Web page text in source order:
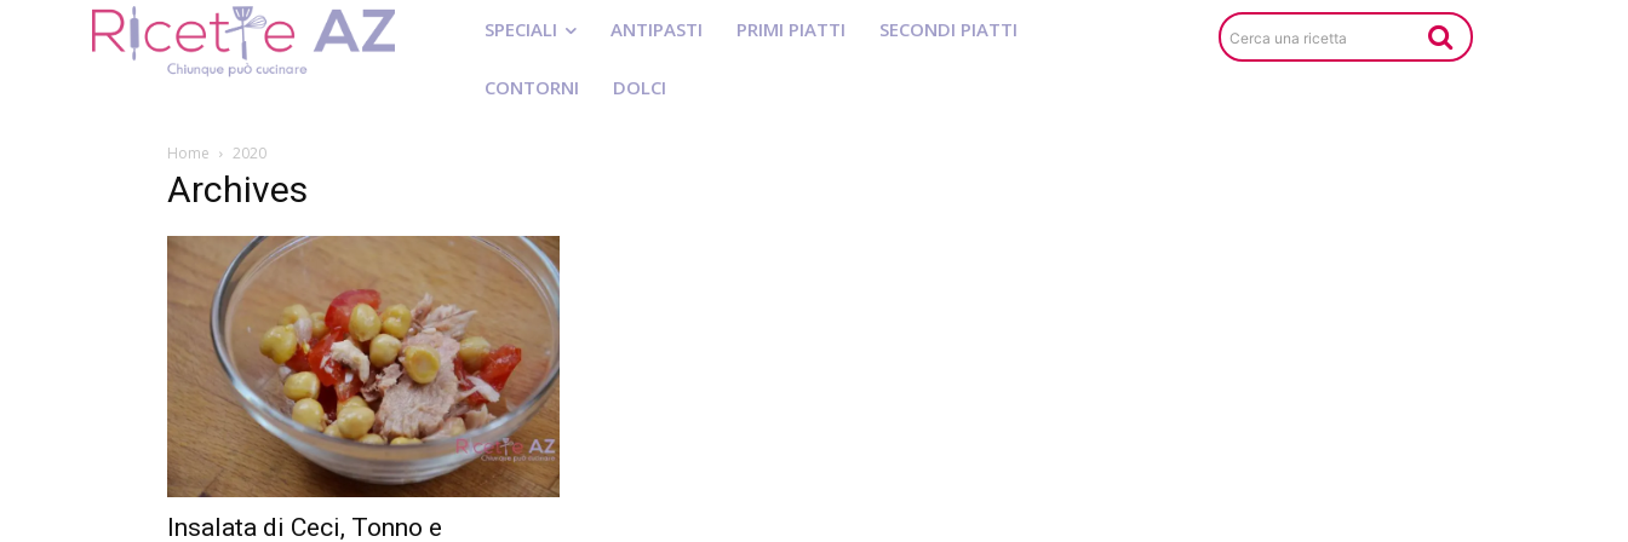
SPECIALI ANTIPASTI PRIMI PIATTI SECONDI PIATTI
CONTORNI DOLCI
Cerca una ricetta
Home 2020
Archives
Insalata di Ceci, Tonno e